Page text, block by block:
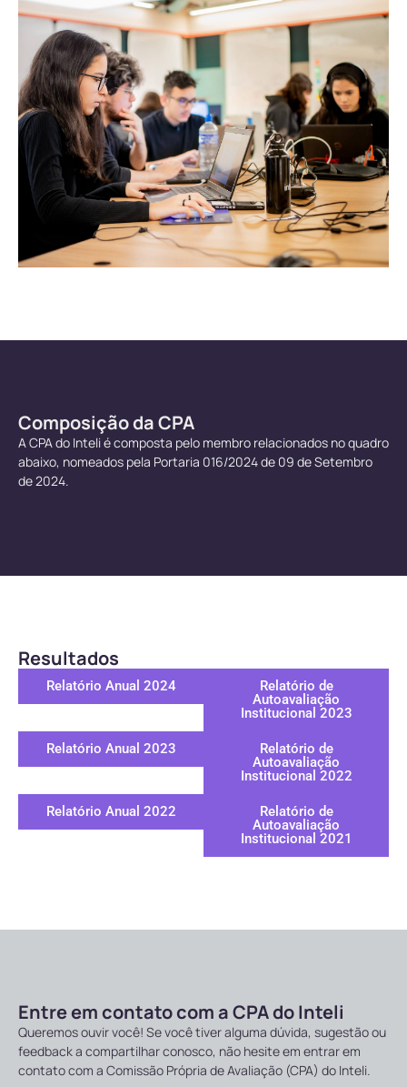
Composição da CPA
A CPA do Inteli é composta pelo membro relacionados no quadro
abaixo, nomeados pela Portaria 016/2024 de 09 de Setembro
de 2024.
Resultados
Relatório Anual 2024
Relatório Anual 2023
Relatório Anual 2022
Relatório de
Autoavaliação
Institucional 2023
Relatório de
Autoavaliação
Institucional 2022
Relatório de
Autoavaliação
Institucional 2021
Entre em contato com a CPA do Inteli
Queremos ouvir você! Se você tiver alguma dúvida, sugestão ou
feedback a compartilhar conosco, não hesite em entrar em
contato com a Comissão Própria de Avaliação (CPA) do Inteli.